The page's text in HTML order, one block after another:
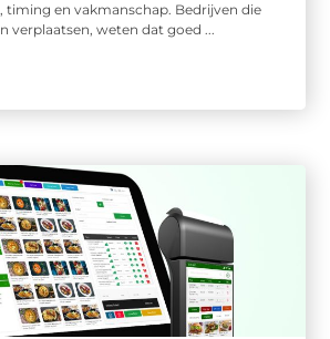
timing en vakmanschap. Bedrijven die
verplaatsen, weten dat goed ...